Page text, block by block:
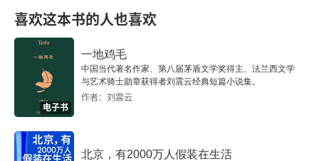
被一位名叫理查德・马登的英国军队长官追杀，原
因是余准试图将 “英国军队驻扎在法国城市艾伯特”
这一最高军事机密报告给德方。为完成这项重要的
任务，余准想到了一个办法：杀死一位名叫艾伯特
的人， 让谋杀的新闻出现在报纸上，这样他的上司
就能够识破机密了。余准在电话簿中找到了陌生人
喜欢这本书的人也喜欢
电子书
一地鸡毛
中国当代著名作家、第八届茅盾文学奖得主、法兰西文学
与艺术骑士勋章获得者刘震云经典短篇小说集。
作者：刘震云
北京，有2000万人假装在生活